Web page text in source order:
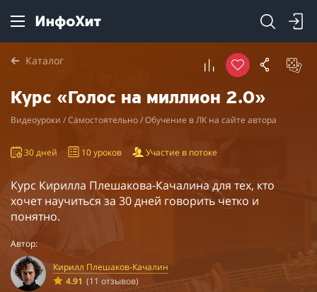
Каталог
Курс «Голос на миллион 2.0»
Видеоуроки / Самостоятельно / Обучение в ЛК на сайте автора
30 дней 10 уроков Участие в потоке
Курс Кирилла Плешакова-Качалина для тех, кто
хочет научиться за 30 дней говорить четко и
понятно.
Автор:
Кирилл Плешаков-Качалин
4.91 (11 отзывов)